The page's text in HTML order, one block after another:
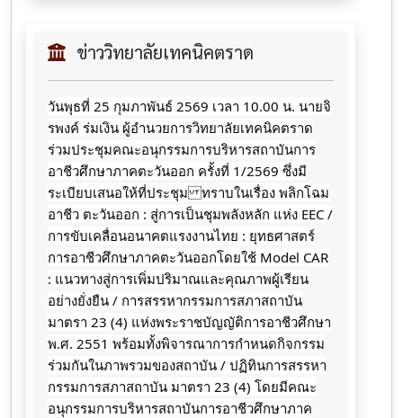
ข่าววิทยาลัยเทคนิคตราด
วันพุธที่ 25 กุมภาพันธ์ 2569 เวลา 10.00 น. นายจิ
รพงค์ ร่มเงิน ผู้อำนวยการวิทยาลัยเทคนิคตราด
ร่วมประชุมคณะอนุกรรมการบริหารสถาบันการ
อาชีวศึกษาภาคตะวันออก ครั้งที่ 1/2569 ซึ่งมี
ระเบียบเสนอให้ที่ประชุม ทราบในเรื่อง พลิกโฉม
อาชีว ตะวันออก : สู่การเป็นชุมพลังหลัก แห่ง EEC /
การขับเคลื่อนอนาคตแรงงานไทย : ยุทธศาสตร์
การอาชีวศึกษาภาคตะวันออกโดยใช้ Model CAR
: แนวทางสู่การเพิ่มปริมาณและคุณภาพผู้เรียน
อย่างยั่งยืน / การสรรหากรรมการสภาสถาบัน
มาตรา 23 (4) แห่งพระราชบัญญัติการอาชีวศึกษา
พ.ศ. 2551 พร้อมทั้งพิจารณาการกำหนดกิจกรรม
ร่วมกันในภาพรวมของสถาบัน / ปฏิทินการสรรหา
กรรมการสภาสถาบัน มาตรา 23 (4) โดยมีคณะ
อนุกรรมการบริหารสถาบันการอาชีวศึกษาภาค